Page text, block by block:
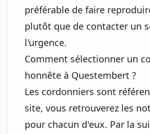
préférable de faire
plutôt que de contacter un
l'urgence.
Comment sélectionner un
honnête à Questembert ?
Les cordonniers sont
site, vous retrouverez les
pour chacun d'eux. Par la